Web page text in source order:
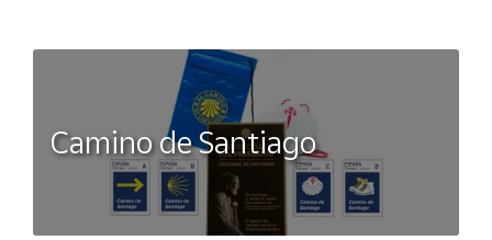
Camino de Santiago